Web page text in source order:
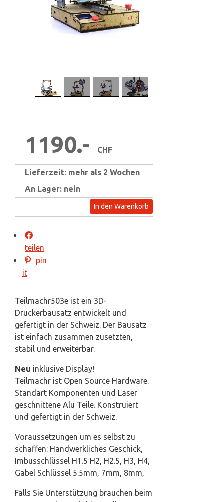
1190.- CHF
Lieferzeit: mehr als 2 Wochen
An Lager: nein
In den Warenkorb
teilen
pin
it
Teilmachr503e ist ein 3D-
Druckerbausatz entwickelt und
gefertigt in der Schweiz. Der Bausatz
ist einfach zusammen zusetzten,
stabil und erweiterbar.
Neu inklusive Display!
Teilmachr ist Open Source Hardware.
Standart Komponenten und Laser
geschnittene Alu Teile. Konstruiert
und gefertigt in der Schweiz.
Voraussetzungen um es selbst zu
schaffen: Handwerkliches Geschick,
Imbusschlüssel H1.5 H2, H2.5, H3, H4,
Gabel Schlüssel 5.5mm, 7mm, 8mm,
Falls Sie Unterstützung brauchen beim